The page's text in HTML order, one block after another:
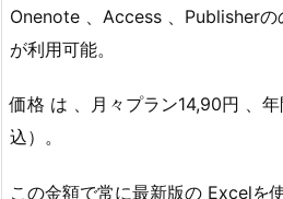
Onenote 、Access 、Publisherの
が利用可能。
価格 は 、月々プラン14,90円 、
込）。
この金額で常に最新版の Excelを